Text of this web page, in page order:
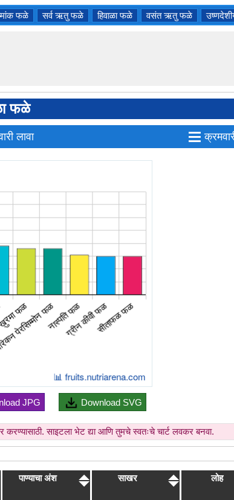
फळे सर्व ऋतु फळे हिवाळा फळे वसंत ऋतु फळे
फळे
≡
लावा
JPG Download SVG
करण्यासाठी. साइटला भेट द्या आणि तुमचे स्वतःचे चार्ट लवकर बनवा.
पाण्याचा अंश साखर लोह